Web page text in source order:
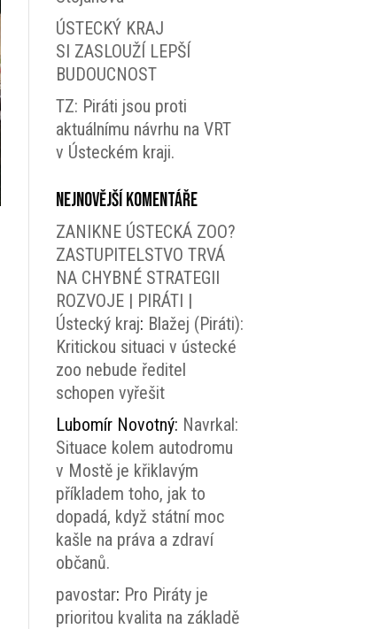
ÚSTECKÝ KRAJ
SI ZASLOUŽÍ LEPŠÍ
BUDOUCNOST
TZ: Piráti jsou proti
aktuálnímu návrhu na VRT
v Ústeckém kraji.
Nejnovější komentáře
ZANIKNE ÚSTECKÁ ZOO?
ZASTUPITELSTVO TRVÁ
NA CHYBNÉ STRATEGII
ROZVOJE | PIRÁTI |
Ústecký kraj: Blažej (Piráti):
Kritickou situaci v ústecké
zoo nebude ředitel
schopen vyřešit
Lubomír Novotný: Navrkal:
Situace kolem autodromu
v Mostě je křiklavým
příkladem toho, jak to
dopadá, když státní moc
kašle na práva a zdraví
občanů.
pavostar: Pro Piráty je
prioritou kvalita na základě